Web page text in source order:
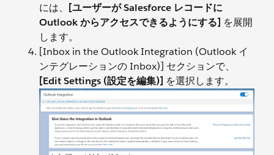
には、
[ユーザーが Salesforce レコードに
Outlook からアクセスできるようにする] を展開
します。
[Inbox in the Outlook Integration (Outlook イ
ンテグレーションの Inbox)] セクションで、
[Edit Settings (設定を編集)] を選択します。